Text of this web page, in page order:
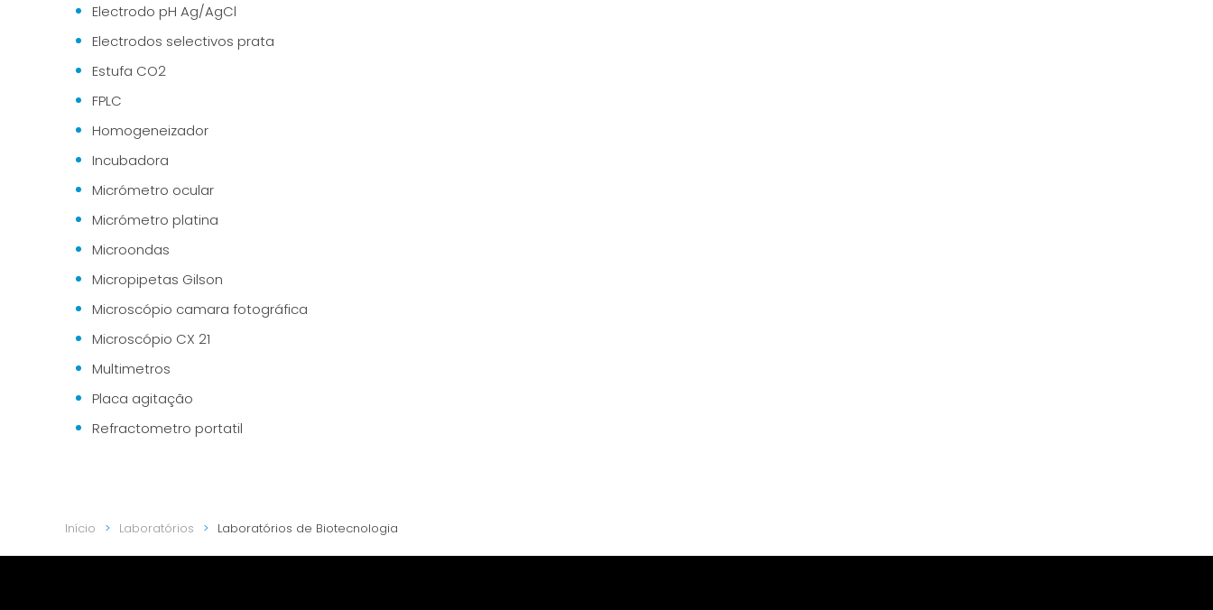
Electrodo pH Ag/AgCl
Electrodos selectivos prata
Estufa CO2
FPLC
Homogeneizador
Incubadora
Micrómetro ocular
Micrómetro platina
Microondas
Micropipetas Gilson
Microscópio camara fotográfica
Microscópio CX 21
Multimetros
Placa agitação
Refractometro portatil
Início Laboratórios Laboratórios de Biotecnologia